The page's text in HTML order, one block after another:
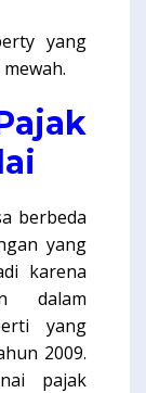
yang
berbeda
yang
karena
dalam
yang
2009.
pajak